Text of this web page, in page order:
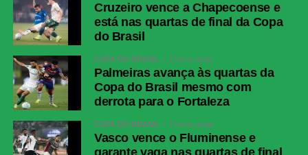
Cruzeiro vence a Chapecoense e
está nas quartas de final da Copa
do Brasil
COPA DO BRASIL 3 horas atrás
Palmeiras avança às quartas da
Copa do Brasil mesmo com
derrota para o Fortaleza
COPA DO BRASIL 3 horas atrás
Vasco vence o Fluminense e